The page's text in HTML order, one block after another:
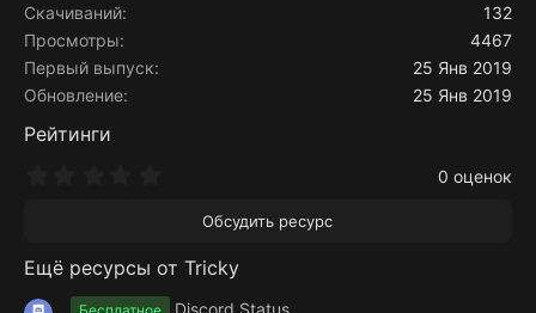
и
:
Скачиваний
132
Просмотры
4467
Первый выпуск
25 Янв 2019
Обновление
25 Янв 2019
Рейтинги
в
з
0 оценок
Обсудить ресурс
Ещё ресурсы от Tricky
Discord Status